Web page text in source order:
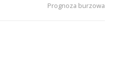
Prognoza burzowa